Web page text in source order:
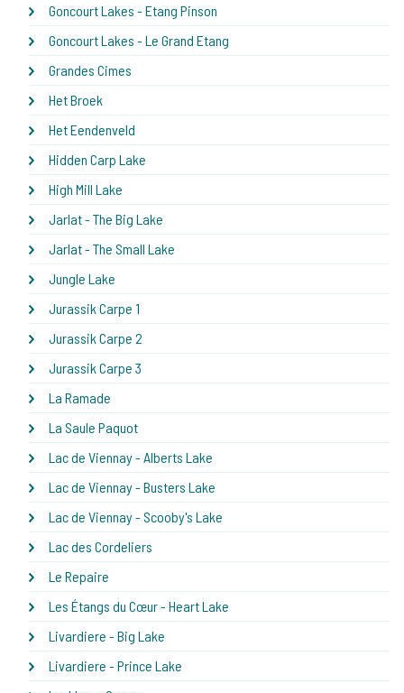
Goncourt Lakes - Etang Pinson
Goncourt Lakes - Le Grand Etang
Grandes Cimes
Het Broek
Het Eendenveld
Hidden Carp Lake
High Mill Lake
Jarlat - The Big Lake
Jarlat - The Small Lake
Jungle Lake
Jurassik Carpe 1
Jurassik Carpe 2
Jurassik Carpe 3
La Ramade
La Saule Paquot
Lac de Viennay - Alberts Lake
Lac de Viennay - Busters Lake
Lac de Viennay - Scooby's Lake
Lac des Cordeliers
Le Repaire
Les Étangs du Cœur - Heart Lake
Livardiere - Big Lake
Livardiere - Prince Lake